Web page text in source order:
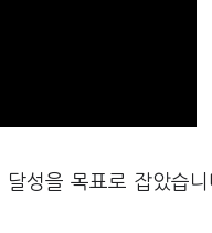
성을 목표로 잡았습니